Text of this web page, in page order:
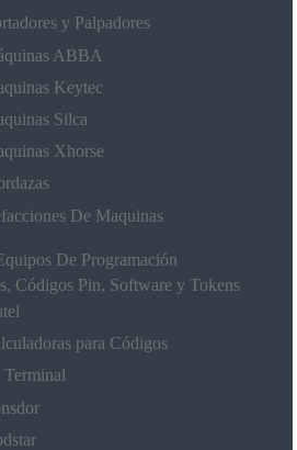
y Palpadores
ABBA
Keytec
Silca
Xhorse
De Maquinas
De Programación
Códigos Pin, Software y Tokens
para Códigos
Terminal